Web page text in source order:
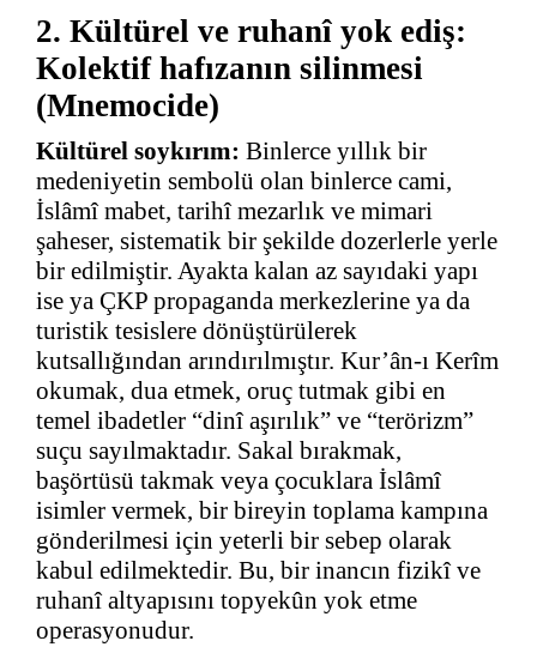
2. Kültürel ve ruhanî yok ediş:
Kolektif hafızanın silinmesi
(Mnemocide)
Kültürel soykırım: Binlerce yıllık bir
medeniyetin sembolü olan binlerce cami,
İslâmî mabet, tarihî mezarlık ve mimari
şaheser, sistematik bir şekilde dozerlerle yerle
bir edilmiştir. Ayakta kalan az sayıdaki yapı
ise ya ÇKP propaganda merkezlerine ya da
turistik tesislere dönüştürülerek
kutsallığından arındırılmıştır. Kur’ân-ı Kerîm
okumak, dua etmek, oruç tutmak gibi en
temel ibadetler “dinî aşırılık” ve “terörizm”
suçu sayılmaktadır. Sakal bırakmak,
başörtüsü takmak veya çocuklara İslâmî
isimler vermek, bir bireyin toplama kampına
gönderilmesi için yeterli bir sebep olarak
kabul edilmektedir. Bu, bir inancın fizikî ve
ruhanî altyapısını topyekûn yok etme
operasyonudur.